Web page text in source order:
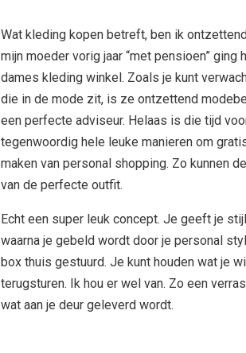
Wat kleding kopen betreft, ben ik
mijn moeder vorig jaar “met pensioen” ging
dames kleding winkel. Zoals je kunt
die in de mode zit, is ze ontzettend
een perfecte adviseur. Helaas is die tijd
tegenwoordig hele leuke manieren om
maken van personal shopping. Zo kunnen
van de perfecte outfit.
Echt een super leuk concept. Je geeft je
waarna je gebeld wordt door je personal
box thuis gestuurd. Je kunt houden wat je
terugsturen. Ik hou er wel van. Zo een
wat aan je deur geleverd wordt.